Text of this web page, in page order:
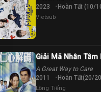
2023 Hoàn Tất (10/
Vietsub
Giải Mã Nhân Tâm I
A Great Way to Care
2011 Hoàn Tất(20/
Lồng Tiếng